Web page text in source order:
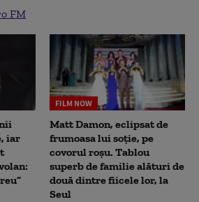
FM
iar
FILM NOW
Matt Damon, eclipsat de
frumoasa lui soție, pe
covorul roșu. Tablou
superb de familie alături de
două dintre fiicele lor, la
Seul